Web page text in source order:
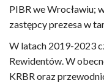
PIBR we Wrocławiu;
zastępcy prezesa w
W latach 2019-2023
Rewidentów. W
KRBR oraz